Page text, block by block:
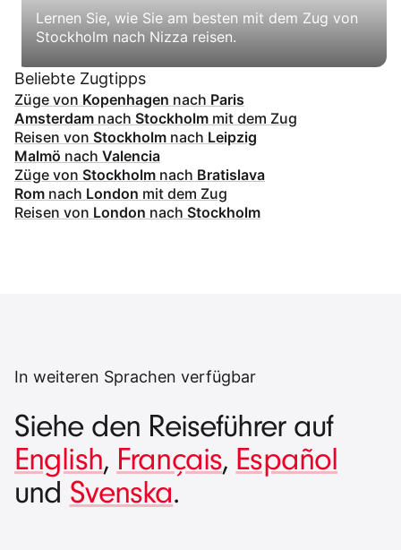
Lernen Sie, wie Sie am besten mit dem Zug von
Stockholm nach Nizza reisen.
Beliebte Zugtipps
Züge von Kopenhagen nach Paris
Amsterdam nach Stockholm mit dem Zug
Reisen von Stockholm nach Leipzig
Malmö nach Valencia
Züge von Stockholm nach Bratislava
Rom nach London mit dem Zug
Reisen von London nach Stockholm
In weiteren Sprachen verfügbar
Siehe den Reiseführer auf
English, Français, Español
und Svenska.